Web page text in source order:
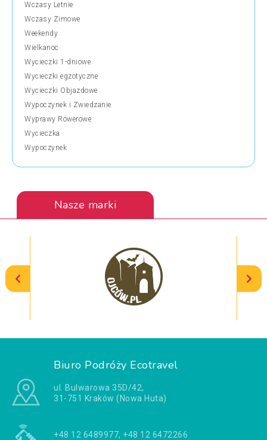
Wczasy Letnie
Wczasy Zimowe
Weekendy
Wielkanoc
Wycieczki 1-dniowe
Wycieczki egzotyczne
Wycieczki Objazdowe
Wypoczynek i Zwiedzanie
Wyprawy Rowerowe
Wycieczka
Wypoczynek
Nasze marki
Biuro Podróży Ecotravel
ul. Bulwarowa 35D/42,
31-751 Kraków (Nowa Huta)
+48 12 6489977, +48 12 6472266